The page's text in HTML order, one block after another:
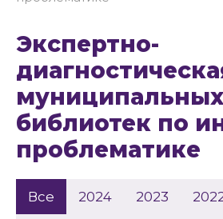
Экспертно-
муниципальных
библиотек по
проблематике
Все 2024 2023